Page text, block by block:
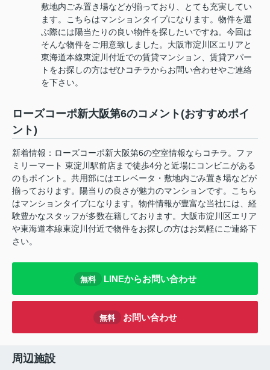
敷地内ごみ置き場などが揃っており、とても充実してい
ます。こちらはマンションタイプになります。物件を選
ぶ際には陽当たりの良い物件を探したいですね。今回は
そんな物件をご用意致しました。大阪市淀川区エリアと
東海道本線東淀川付近での賃貸マンション、賃貸アパー
トをお探しの方はぜひコチラからお問い合わせやご連絡
を下さい。
ローズコーポ新大阪第6のコメント(おすすめポイ
ント)
新着情報：ローズコーポ新大阪第6の空室情報ならコチラ。ファ
ミリーマート 東淀川駅前店まで徒歩4分と近場にコンビニがある
のもポイント。共用部にはエレベータ・敷地内ごみ置き場などが
揃っております。陽当りの良さが魅力のマンションです。こちら
はマンションタイプになります。物件情報が豊富な当社には、経
験豊かなスタッフが多数在籍しております。大阪市淀川区エリア
や東海道本線東淀川付近で物件をお探しの方はお気軽にご連絡下
さい。
無料 LINEからお問い合わせ
無料 お問い合わせ
周辺施設